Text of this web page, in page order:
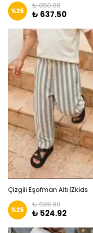
%25
₺ 850.00
₺ 637.50
Çizgili Eşofman Altı |Zkids
%25
₺ 699.90
₺ 524.92